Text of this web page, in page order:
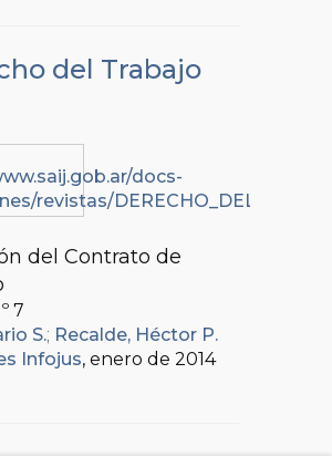
del Trabajo
del Contrato de
7
S.; Recalde, Héctor P.
Infojus, enero de 2014